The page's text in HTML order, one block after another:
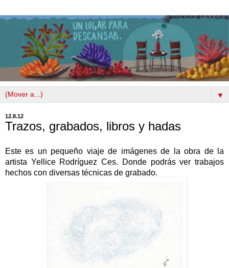
▼
12.8.12
Trazos, grabados, libros y hadas
Este es un pequeño viaje de imágenes de la obra de la
artista Yellice Rodríguez Ces. Donde podrás ver trabajos
hechos con diversas técnicas de grabado.